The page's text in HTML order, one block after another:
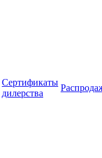
Сертификаты
дилерства